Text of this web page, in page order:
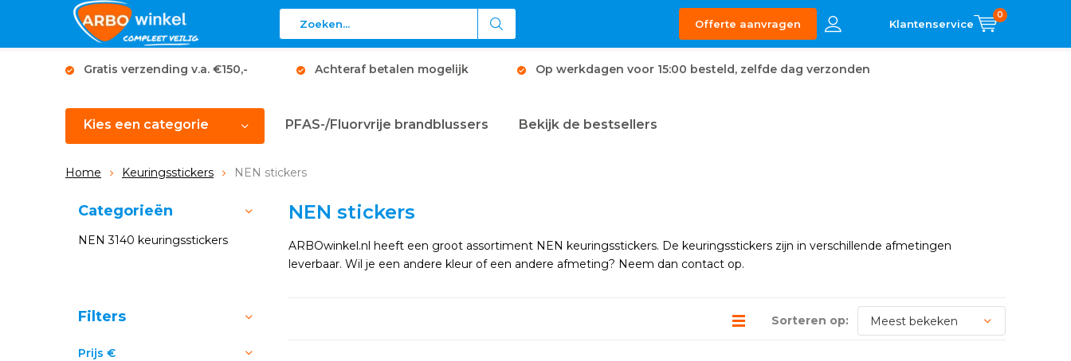
Offerte aanvragen
0
Gratis verzending v.a. €150,- Achteraf betalen mogelijk Op werkdagen voor 15:00 besteld, zelfde dag verzonden
Kies een categorie PFAS-/Fluorvrije brandblussers Bekijk de bestsellers
Home Keuringsstickers NEN stickers
NEN stickers
ARBOwinkel.nl heeft een groot assortiment NEN keuringsstickers. De keuringsstickers zijn in verschillende afmetingen
leverbaar. Wil je een andere kleur of een andere afmeting? Neem dan contact op.
Sorteren op:
Categorieën
NEN 3140 keuringsstickers
Sorteren op:
Filters
Prijs €